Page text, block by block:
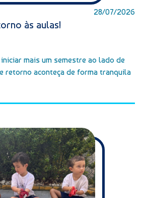
28/07/2026
às aulas!
mais um semestre ao lado de
retorno aconteça de forma tranquila